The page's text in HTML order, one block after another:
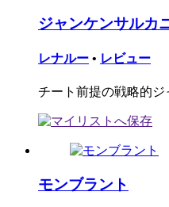
ジャンケンサルカ
レナルー • レビュー
チート前提の戦略的
モンブラント